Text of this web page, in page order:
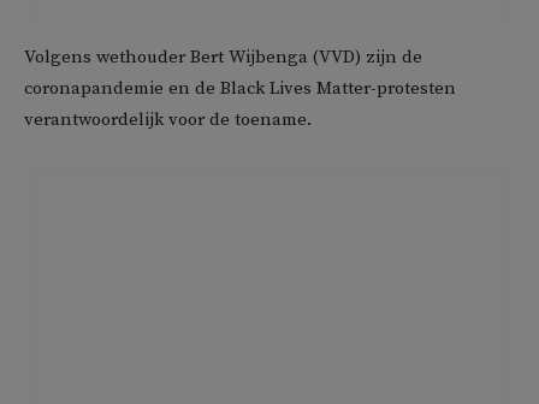
Volgens wethouder Bert Wijbenga (VVD) zijn de
coronapandemie en de Black Lives Matter-protesten
verantwoordelijk voor de toename.